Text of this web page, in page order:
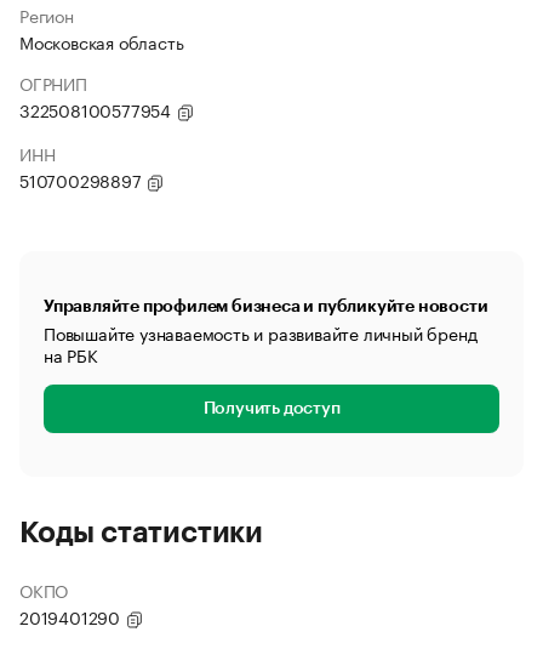
Регион
Московская область
ОГРНИП
322508100577954
ИНН
510700298897
Управляйте профилем бизнеса и публикуйте новости
Повышайте узнаваемость и развивайте личный бренд
на РБК
Получить доступ
Коды статистики
ОКПО
2019401290